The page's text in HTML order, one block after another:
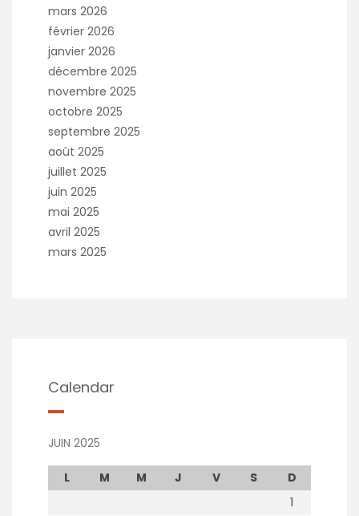
mars 2026
février 2026
janvier 2026
décembre 2025
novembre 2025
octobre 2025
septembre 2025
août 2025
juillet 2025
juin 2025
mai 2025
avril 2025
mars 2025
Calendar
JUIN 2025
L M M J V S
D
1